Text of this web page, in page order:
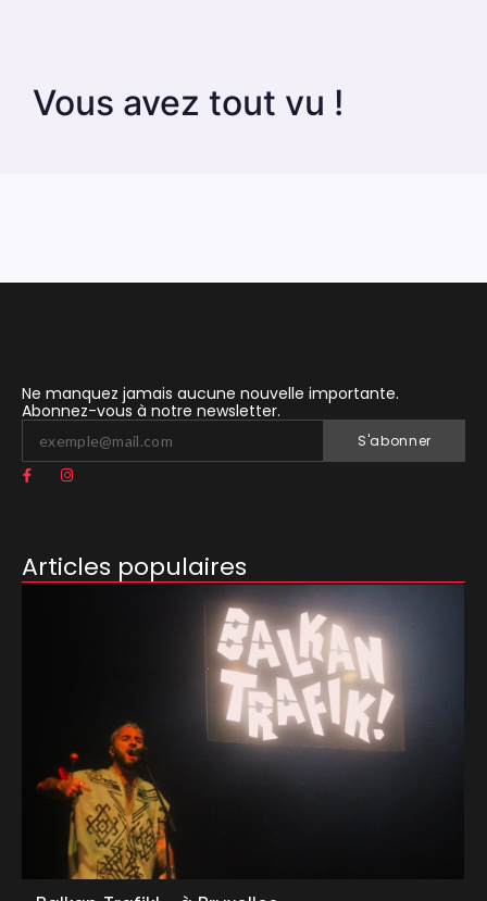
Vous avez tout vu !
Ne manquez jamais aucune nouvelle importante.
Abonnez-vous à notre newsletter.
S'abonner
Articles populaires